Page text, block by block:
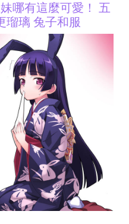
哪有這麼可愛！ 五
瑠璃 兔子和服